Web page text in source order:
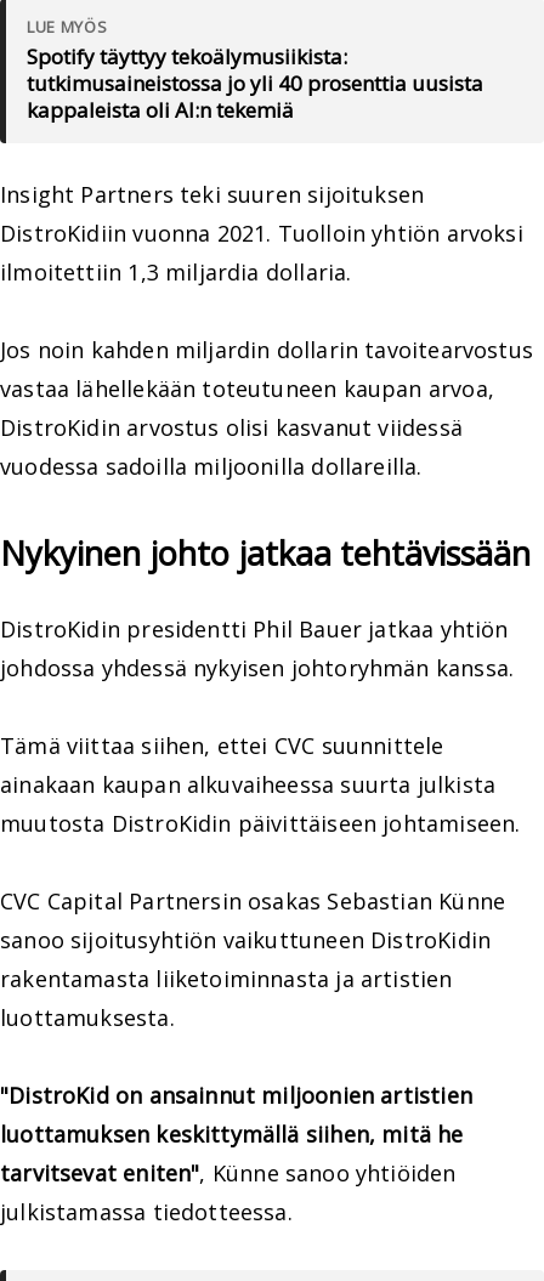
LUE MYÖS
Spotify täyttyy tekoälymusiikista:
tutkimusaineistossa jo yli 40 prosenttia uusista
kappaleista oli AI:n tekemiä
Insight Partners teki suuren sijoituksen
DistroKidiin vuonna 2021. Tuolloin yhtiön arvoksi
ilmoitettiin 1,3 miljardia dollaria.
Jos noin kahden miljardin dollarin tavoitearvostus
vastaa lähellekään toteutuneen kaupan arvoa,
DistroKidin arvostus olisi kasvanut viidessä
vuodessa sadoilla miljoonilla dollareilla.
Nykyinen johto jatkaa tehtävissään
DistroKidin presidentti Phil Bauer jatkaa yhtiön
johdossa yhdessä nykyisen johtoryhmän kanssa.
Tämä viittaa siihen, ettei CVC suunnittele
ainakaan kaupan alkuvaiheessa suurta julkista
muutosta DistroKidin päivittäiseen johtamiseen.
CVC Capital Partnersin osakas Sebastian Künne
sanoo sijoitusyhtiön vaikuttuneen DistroKidin
rakentamasta liiketoiminnasta ja artistien
luottamuksesta.
"DistroKid on ansainnut miljoonien artistien
luottamuksen keskittymällä siihen, mitä he
tarvitsevat eniten", Künne sanoo yhtiöiden
julkistamassa tiedotteessa.